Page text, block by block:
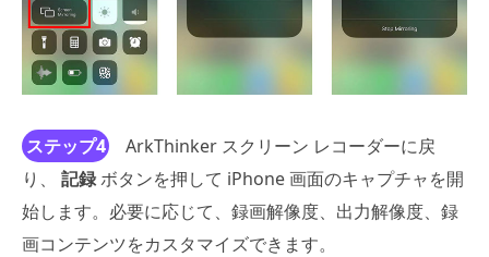
ステップ4
ArkThinker スクリーン レコーダーに戻
り、 記録ボタンを押して iPhone 画面のキャプチャを開
始します。必要に応じて、録画解像度、出力解像度、録
画コンテンツをカスタマイズできます。